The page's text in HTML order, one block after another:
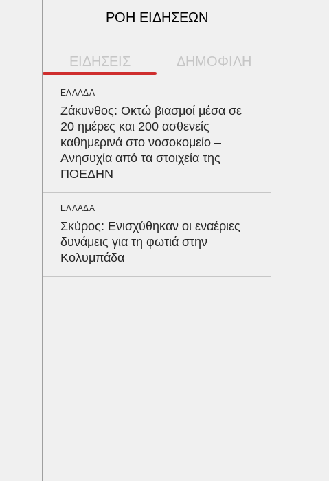
ΡΟΗ ΕΙΔΗΣΕΩΝ
ΕΙΔΗΣΕΙΣ ΔΗΜΟΦΙΛΗ
ΕΛΛΑΔΑ
Ζάκυνθος: Οκτώ βιασμοί μέσα σε
20 ημέρες και 200 ασθενείς
καθημερινά στο νοσοκομείο –
Ανησυχία από τα στοιχεία της
ΠΟΕΔΗΝ
ΕΛΛΑΔΑ
Σκύρος: Ενισχύθηκαν οι εναέριες
δυνάμεις για τη φωτιά στην
Κολυμπάδα